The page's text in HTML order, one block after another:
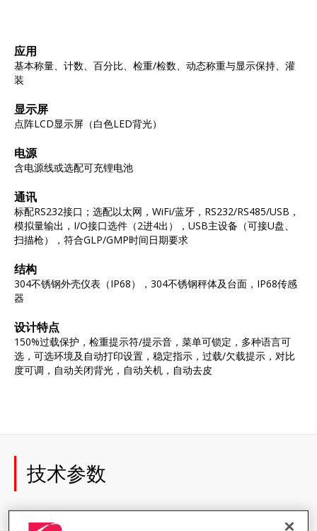
应用
基本称量、计数、百分比、检重/检数、动态称重与显示保持、灌
装
显示屏
点阵LCD显示屏（白色LED背光）
电源
含电源线或选配可充锂电池
通讯
标配RS232接口；选配以太网，WiFi/蓝牙，RS232/RS485/USB，
模拟量输出，I/O接口选件（2进4出），USB主设备（可接U盘、
扫描枪），符合GLP/GMP时间日期要求
结构
304不锈钢外壳仪表（IP68），304不锈钢秤体及台面，IP68传感
器
设计特点
150%过载保护，检重提示符/提示音，菜单可锁定，多种语言可
选，可选环境及自动打印设置，稳定指示，过载/欠载提示，对比
度可调，自动关闭背光，自动关机，自动去皮
技术参数